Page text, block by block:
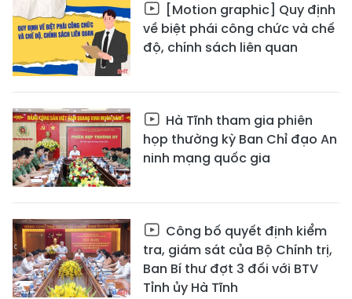
[Motion graphic] Quy định
về biệt phái công chức và chế
độ, chính sách liên quan
Hà Tĩnh tham gia phiên
họp thường kỳ Ban Chỉ đạo An
ninh mạng quốc gia
Công bố quyết định kiểm
tra, giám sát của Bộ Chính trị,
Ban Bí thư đợt 3 đối với BTV
Tỉnh ủy Hà Tĩnh